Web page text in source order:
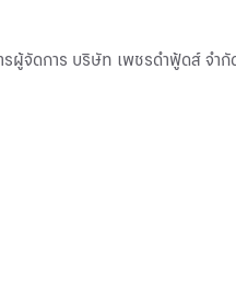
จัดการ บริษัท เพชรดำฟู้ดส์ จำ